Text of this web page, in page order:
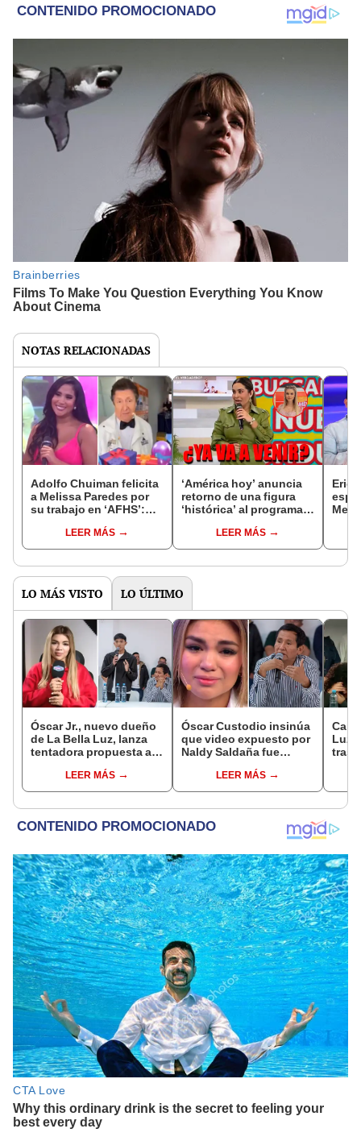
NOTAS RELACIONADAS
Adolfo Chuiman felicita
a Melissa Paredes por
su trabajo en ‘AFHS’:
LEER MÁS
‘América hoy’ anuncia
retorno de una figura
‘histórica’ al programa:
Horna?LEER MÁS
LO MÁS VISTO LO ÚLTIMO
Óscar Jr., nuevo dueño
de La Bella Luz, lanza
tentadora propuesta a
denuncia por
tocamientos: “Va a
LEER MÁS
Óscar Custodio insinúa
que video expuesto por
Naldy Saldaña fue
advertencia: “Lo
determinara la justicia”
LEER MÁS
Luz
tras